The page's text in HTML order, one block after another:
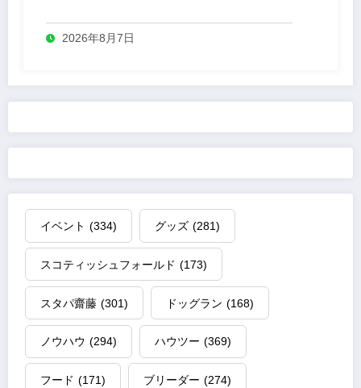
2026年8月7日
イベント (334) グッズ (281)
スコティッシュフォールド (173)
スタパ齋藤 (301) ドッグラン (168)
ノウハウ (294) ハウツー (369)
フード (171) ブリーダー (274)